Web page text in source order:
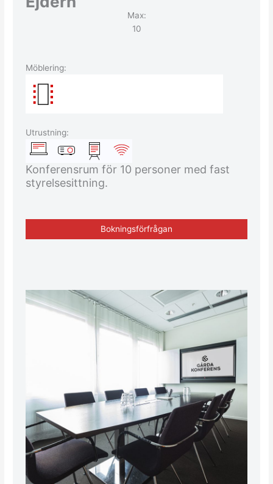
Max:
10
Möblering:
Utrustning:
Konferensrum för 10 personer med fast
styrelsesittning.
Bokningsförfrågan